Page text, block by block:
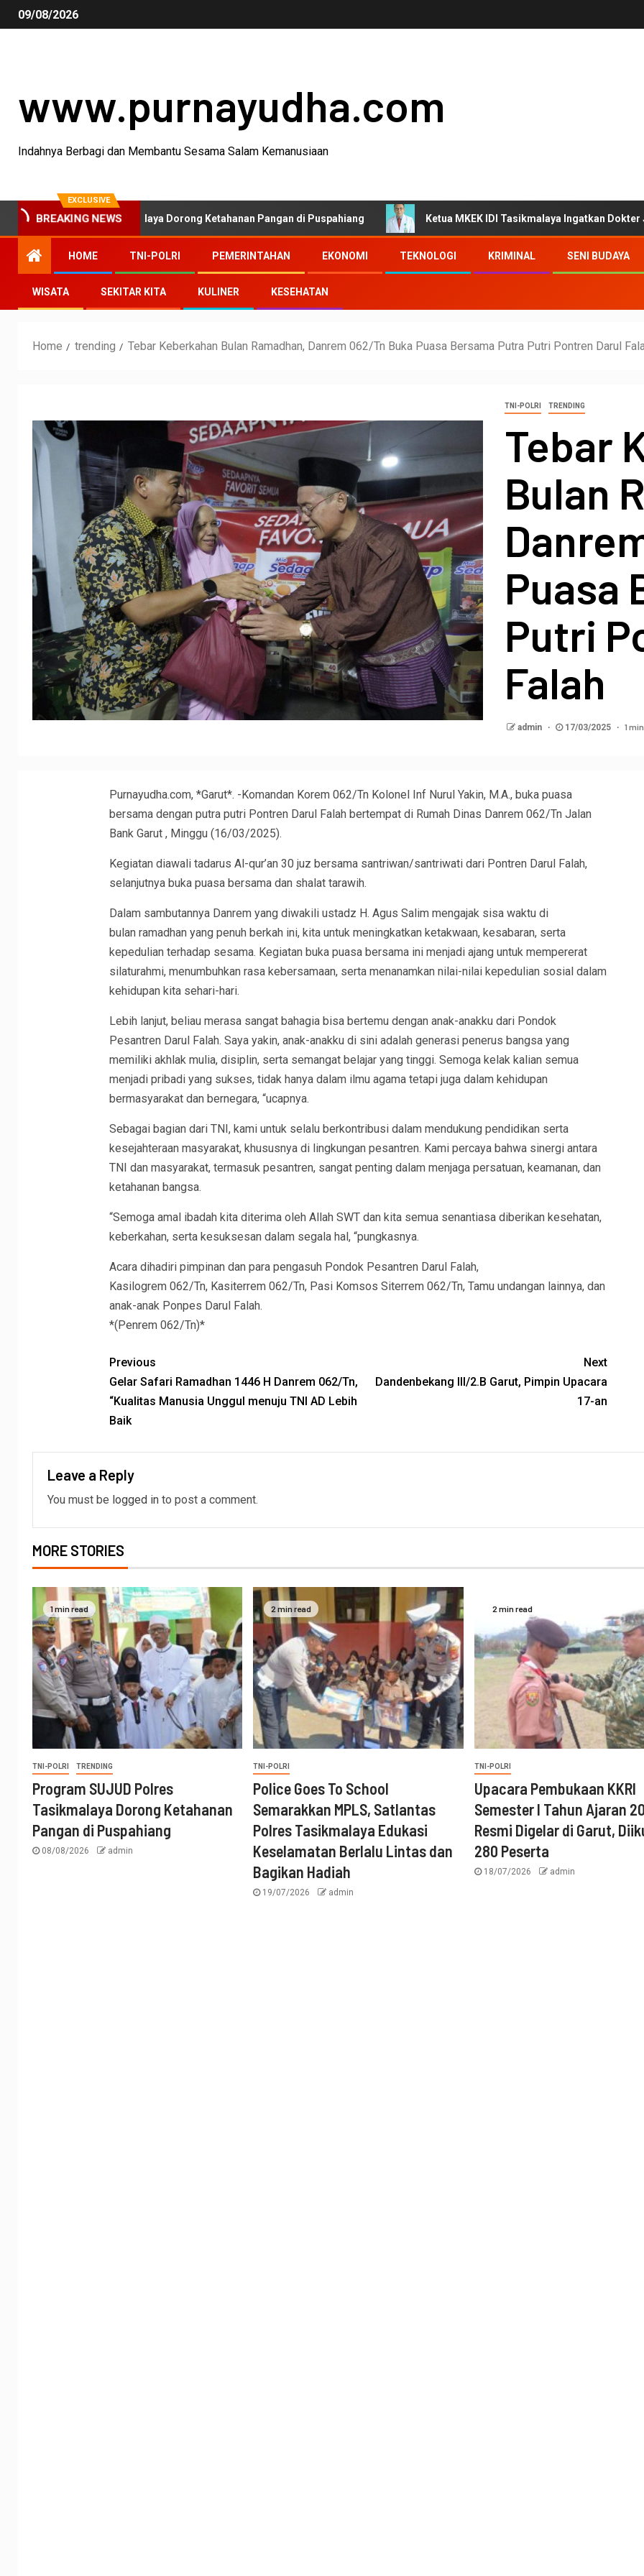
09/08/2026
www.purnayudha.com
Indahnya Berbagi dan Membantu Sesama Salam Kemanusiaan
EXCLUSIVE
BREAKING NEWS
Polres Tasikmalaya Dorong Ketahanan Pangan di Puspahiang Ketua MKEK IDI Tasikmalaya Ingatkan Dokter Jaga Etika
HOME TNI-POLRI PEMERINTAHAN EKONOMI TEKNOLOGI KRIMINAL SENI BUDAYA
WISATA SEKITAR KITA KULINER KESEHATAN
Home trending Tebar Keberkahan Bulan Ramadhan, Danrem 062/Tn Buka Puasa Bersama Putra Putri Pontren Darul
TNI-POLRI TRENDING
Tebar
Bulan
Puasa
Putri
Falah
admin 17/03/2025 1
Purnayudha.com, *Garut*. -Komandan Korem 062/Tn Kolonel Inf Nurul Yakin, M.A., buka puasa
bersama dengan putra putri Pontren Darul Falah bertempat di Rumah Dinas Danrem 062/Tn Jalan
Bank Garut , Minggu (16/03/2025).
Kegiatan diawali tadarus Al-qur’an 30 juz bersama santriwan/santriwati dari Pontren Darul Falah,
selanjutnya buka puasa bersama dan shalat tarawih.
Dalam sambutannya Danrem yang diwakili ustadz H. Agus Salim mengajak sisa waktu di
bulan ramadhan yang penuh berkah ini, kita untuk meningkatkan ketakwaan, kesabaran, serta
kepedulian terhadap sesama. Kegiatan buka puasa bersama ini menjadi ajang untuk mempererat
silaturahmi, menumbuhkan rasa kebersamaan, serta menanamkan nilai-nilai kepedulian sosial dalam
kehidupan kita sehari-hari.
Lebih lanjut, beliau merasa sangat bahagia bisa bertemu dengan anak-anakku dari Pondok
Pesantren Darul Falah. Saya yakin, anak-anakku di sini adalah generasi penerus bangsa yang
memiliki akhlak mulia, disiplin, serta semangat belajar yang tinggi. Semoga kelak kalian semua
menjadi pribadi yang sukses, tidak hanya dalam ilmu agama tetapi juga dalam kehidupan
bermasyarakat dan bernegara, “ucapnya.
Sebagai bagian dari TNI, kami untuk selalu berkontribusi dalam mendukung pendidikan serta
kesejahteraan masyarakat, khususnya di lingkungan pesantren. Kami percaya bahwa sinergi antara
TNI dan masyarakat, termasuk pesantren, sangat penting dalam menjaga persatuan, keamanan, dan
ketahanan bangsa.
“Semoga amal ibadah kita diterima oleh Allah SWT dan kita semua senantiasa diberikan kesehatan,
keberkahan, serta kesuksesan dalam segala hal, “pungkasnya.
Acara dihadiri pimpinan dan para pengasuh Pondok Pesantren Darul Falah,
Kasilogrem 062/Tn, Kasiterrem 062/Tn, Pasi Komsos Siterrem 062/Tn, Tamu undangan lainnya, dan
anak-anak Ponpes Darul Falah.
*(Penrem 062/Tn)*
Previous
Gelar Safari Ramadhan 1446 H Danrem 062/Tn,
“Kualitas Manusia Unggul menuju TNI AD Lebih
Baik
Next
Dandenbekang III/2.B Garut, Pimpin Upacara
17-an
Leave a Reply
You must be logged in to post a comment.
MORE STORIES
1 min read
TNI-POLRI TRENDING
Program SUJUD Polres
Tasikmalaya Dorong Ketahanan
Pangan di Puspahiang
08/08/2026 admin
2 min read
TNI-POLRI
Police Goes To School
Semarakkan MPLS, Satlantas
Polres Tasikmalaya Edukasi
Keselamatan Berlalu Lintas dan
Bagikan Hadiah
19/07/2026 admin
2 min read
TNI-POLRI
Upacara Pembukaan KKRI
Semester I Tahun Ajaran
Resmi Digelar di Garut,
280 Peserta
18/07/2026 admin